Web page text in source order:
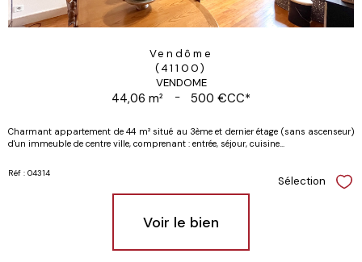
Vendôme
(41100)
VENDOME
44,06 m² - 500 €CC*
Charmant appartement de 44 m² situé au 3ème et dernier étage (sans ascenseur)
d'un immeuble de centre ville, comprenant : entrée, séjour, cuisine...
Réf : 04314
Sélection
Voir le bien